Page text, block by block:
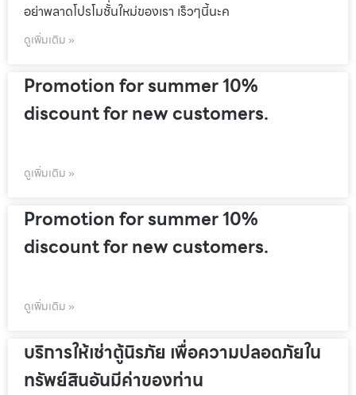
อย่าพลาดโปรโมชั้่นใหม่ของเรา เร็วๆนี้นะค
ดูเพิ่มเติม »
Promotion for summer 10%
discount for new customers.
ดูเพิ่มเติม »
Promotion for summer 10%
discount for new customers.
ดูเพิ่มเติม »
บริการให้เช่าตู้นิรภัย เพื่อความปลอดภัยใน
ทรัพย์สินอันมีค่าของท่าน